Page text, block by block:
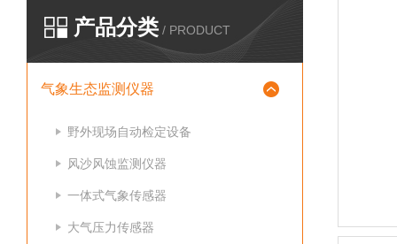
产品分类 / PRODUCT
气象生态监测仪器
野外现场自动检定设备
风沙风蚀监测仪器
一体式气象传感器
大气压力传感器